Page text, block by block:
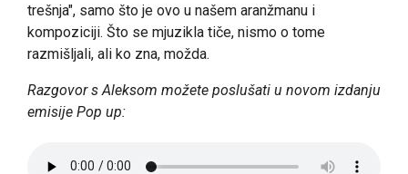
trešnja", samo što je ovo u našem aranžmanu i
kompoziciji. Što se mjuzikla tiče, nismo o tome
razmišljali, ali ko zna, možda.
Razgovor s Aleksom možete poslušati u novom izdanju
emisije Pop up: